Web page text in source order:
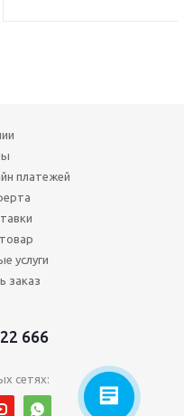
платежей
услуги
заказ
666
сетях: